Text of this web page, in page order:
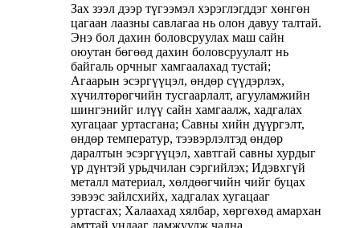
Зах зээл дээр түгээмэл хэрэглэгддэг хөнгөн
цагаан лаазны савлагаа нь олон давуу талтай.
Энэ бол дахин боловсруулах маш сайн
оюутан бөгөөд дахин боловсруулалт нь
байгаль орчныг хамгаалахад тустай;
Агаарын эсэргүүцэл, өндөр сүүдэрлэх,
хүчилтөрөгчийн тусгаарлалт, агууламжийн
шингэнийг илүү сайн хамгаалж, хадгалах
хугацааг уртасгана; Савны хийн дүүргэлт,
өндөр температур, тээвэрлэлтэд өндөр
даралтын эсэргүүцэл, хавтгай савны хурдыг
үр дүнтэй урьдчилан сэргийлэх; Идэвхгүй
металл материал, хөлдөөгчийн чийг буцах
зэвээс зайлсхийх, хадгалах хугацааг
уртасгах; Халаахад хялбар, хөргөхөд амархан
амттай ундааг дамжуулж чадна.